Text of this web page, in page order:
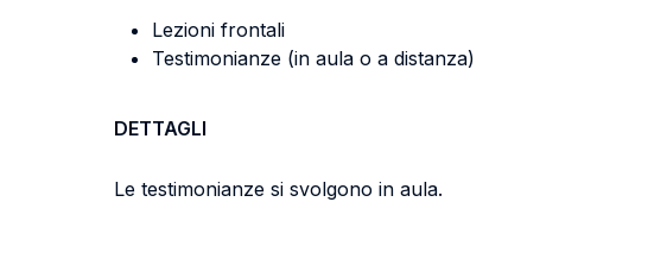
Lezioni frontali
Testimonianze (in aula o a distanza)
DETTAGLI
Le testimonianze si svolgono in aula.